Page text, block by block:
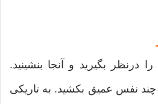
درنظر بگیرید و آنجا بنشینید.
چند نفس عمیق بكشید. به تاریكی